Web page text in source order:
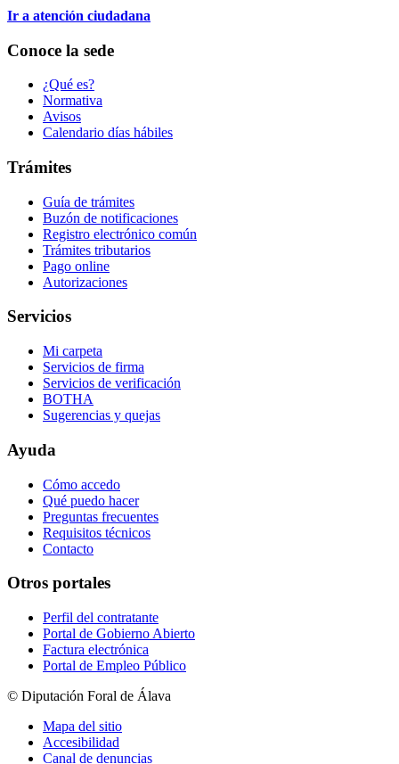
Ir a atención ciudadana
Conoce la sede
¿Qué es?
Normativa
Avisos
Calendario días hábiles
Trámites
Guía de trámites
Buzón de notificaciones
Registro electrónico común
Trámites tributarios
Pago online
Autorizaciones
Servicios
Mi carpeta
Servicios de firma
Servicios de verificación
BOTHA
Sugerencias y quejas
Ayuda
Cómo accedo
Qué puedo hacer
Preguntas frecuentes
Requisitos técnicos
Contacto
Otros portales
Perfil del contratante
Portal de Gobierno Abierto
Factura electrónica
Portal de Empleo Público
© Diputación Foral de Álava
Mapa del sitio
Accesibilidad
Canal de denuncias